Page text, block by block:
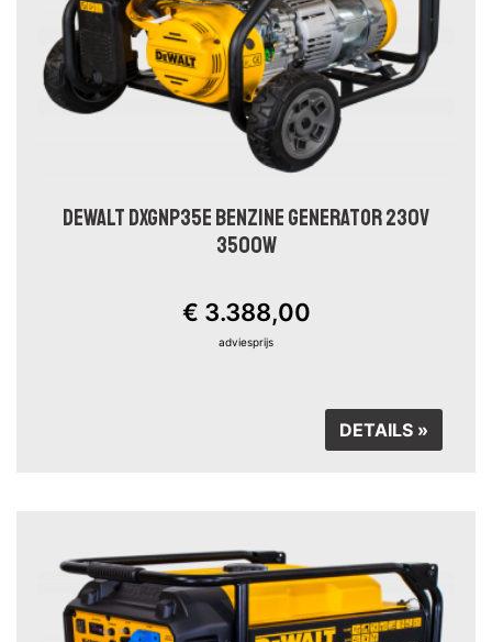
DEWALT DXGNP35E BENZINE GENERATOR 230V
3500W
€ 3.388,00
adviesprijs
DETAILS »